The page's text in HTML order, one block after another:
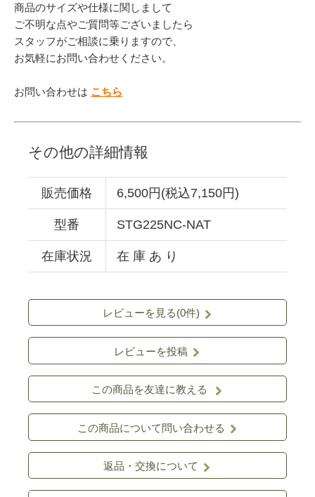
商品のサイズや仕様に関しまして
ご不明な点やご質問等ございましたら
スタッフがご相談に乗りますので、
お気軽にお問い合わせください。
お問い合わせは こちら
その他の詳細情報
販売価格 6,500円(税込7,150円)
型番 STG225NC-NAT
在庫状況 在 庫 あ り
レビューを見る(0件)
レビューを投稿
この商品を友達に教える
この商品について問い合わせる
返品・交換について